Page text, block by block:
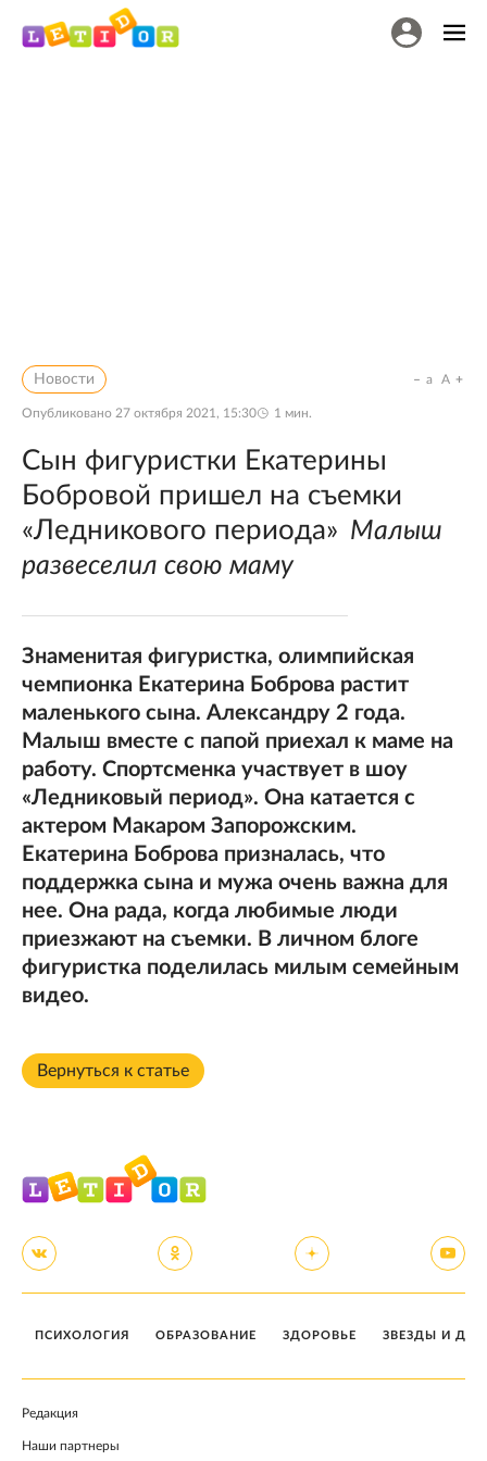
Новости
Опубликовано 27 октября 2021, 15:30 1 мин.
a A
Сын фигуристки Екатерины
Бобровой пришел на съемки
«Ледникового периода» Малыш
развеселил свою маму
Знаменитая фигуристка, олимпийская
чемпионка Екатерина Боброва растит
маленького сына. Александру 2 года.
Малыш вместе с папой приехал к маме на
работу. Спортсменка участвует в шоу
«Ледниковый период». Она катается с
актером Макаром Запорожским.
Екатерина Боброва призналась, что
поддержка сына и мужа очень важна для
нее. Она рада, когда любимые люди
приезжают на съемки. В личном блоге
фигуристка поделилась милым семейным
видео.
Вернуться к статье
ПСИХОЛОГИЯ ОБРАЗОВАНИЕ ЗДОРОВЬЕ ЗВЕЗДЫ И
Редакция
Наши партнеры